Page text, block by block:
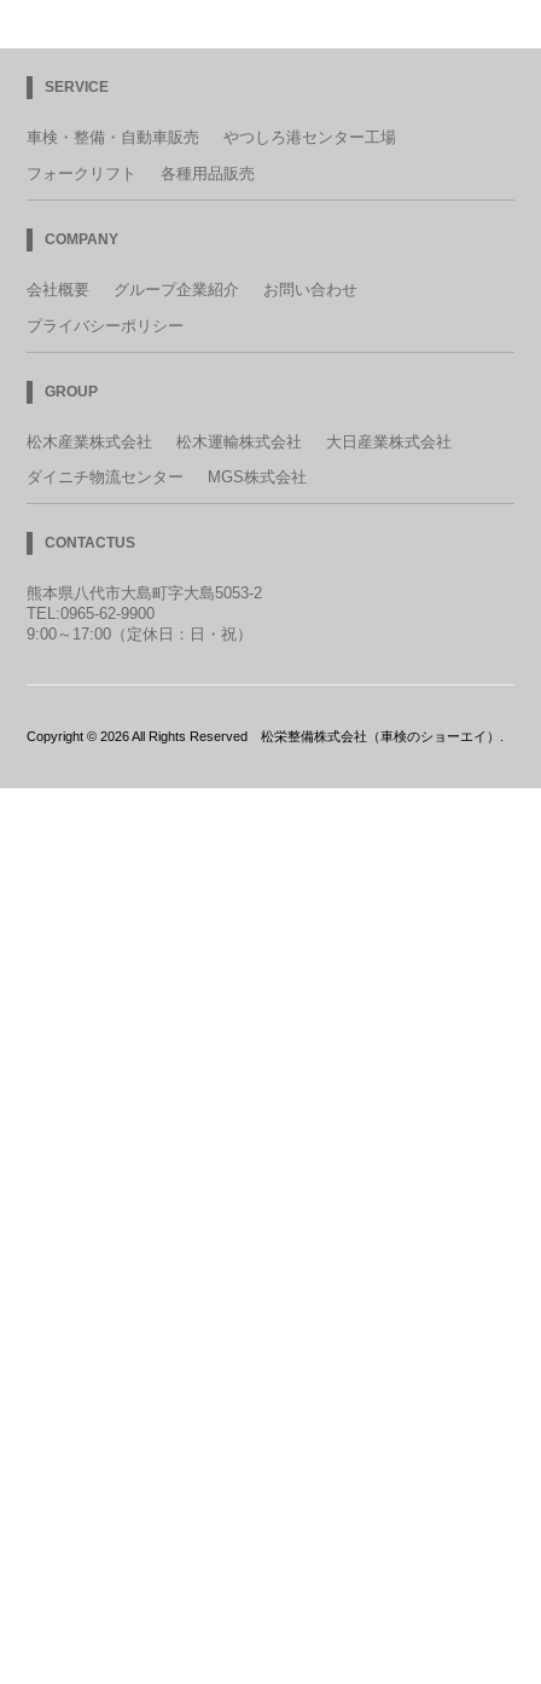
SERVICE
車検・整備・自動車販売
やつしろ港センター工場
フォークリフト
各種用品販売
COMPANY
会社概要 グループ企業紹介
お問い合わせ
プライバシーポリシー
GROUP
松木産業株式会社 松木運輸株式会社
大日産業株式会社
ダイニチ物流センター
MGS株式会社
CONTACTUS
熊本県八代市大島町字大島5053-2
TEL:0965-62-9900
9:00～17:00（定休日：日・祝）
Copyright © 2026 All Rights Reserved 松栄整備株式会社（車検のショーエイ）.